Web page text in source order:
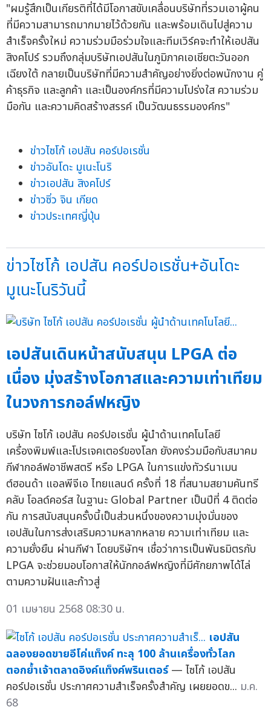
"ผมรู้สึกเป็นเกียรติที่ได้มีโอกาสขับเคลื่อนบริษัทที่รวมเอาผู้คน
ที่มีความสามารถมากมายไว้ด้วยกัน และพร้อมเดินไปสู่ความ
สำเร็จครั้งใหม่ ความร่วมมือร่วมใจและทีมเวิร์คจะทำให้เอปสัน
สิงคโปร์ รวมถึงกลุ่มบริษัทเอปสันในภูมิภาคเอเชียตะวันออก
เฉียงใต้ กลายเป็นบริษัทที่มีความสำคัญอย่างยิ่งต่อพนักงาน คู่
ค้าธุรกิจ และลูกค้า และเป็นองค์กรที่มีความโปร่งใส ความร่วม
มือกัน และความคิดสร้างสรรค์ เป็นวัฒนธรรมองค์กร"
ข่าวไซโก้ เอปสัน คอร์ปอเรชั่น
ข่าวอันโดะ มูเนะโนริ
ข่าวเอปสัน สิงคโปร์
ข่าวซิ่ว จิน เกียด
ข่าวประเทศญี่ปุ่น
ข่าวไซโก้ เอปสัน คอร์ปอเรชั่น+อันโดะ
มูเนะโนริวันนี้
เอปสันเดินหน้าสนับสนุน LPGA ต่อ
เนื่อง มุ่งสร้างโอกาสและความเท่าเทียม
ในวงการกอล์ฟหญิง
บริษัท ไซโก้ เอปสัน คอร์ปอเรชั่น ผู้นำด้านเทคโนโลยี
เครื่องพิมพ์และโปรเจคเตอร์ของโลก ยังคงร่วมมือกับสมาคม
กีฬากอล์ฟอาชีพสตรี หรือ LPGA ในการแข่งทัวร์นาเมน
ต์ฮอนด้า แอลพีจีเอ ไทยแลนด์ ครั้งที่ 18 ที่สนามสยามคันทรี
คลับ โอลด์คอร์ส ในฐานะ Global Partner เป็นปีที่ 4 ติดต่อ
กัน การสนับสนุนครั้งนี้เป็นส่วนหนึ่งของความมุ่งมั่นของ
เอปสันในการส่งเสริมความหลากหลาย ความเท่าเทียม และ
ความยั่งยืน ผ่านกีฬา โดยบริษัทฯ เชื่อว่าการเป็นพันธมิตรกับ
LPGA จะช่วยมอบโอกาสให้นักกอล์ฟหญิงที่มีศักยภาพได้ไล่
ตามความฝันและก้าวสู่
01 เมษายน 2568 08:30 น.
เอปสัน
ฉลองยอดขายอีโค่แท็งค์ ทะลุ 100 ล้านเครื่องทั่วโลก
ตอกย้ำเจ้าตลาดอิงค์แท็งค์พรินเตอร์ — ไซโก้ เอปสัน
คอร์ปอเรชั่น ประกาศความสำเร็จครั้งสำคัญ เผยยอดข... ม.ค.
68